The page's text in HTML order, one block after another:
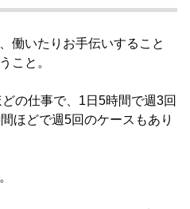
働いたりお手伝いすること
こと。
の仕事で、1日5時間で週3回
ほどで週5回のケースもあり